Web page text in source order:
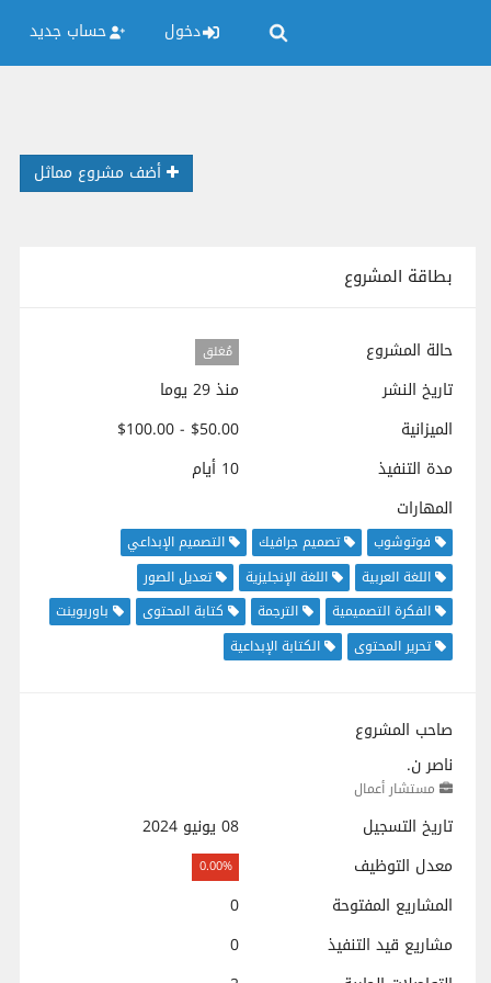
دخول حساب جديد
أضف مشروع مماثل
بطاقة المشروع
حالة المشروع مُغلق
تاريخ النشر
منذ 29 يوما
الميزانية
$50.00 - $100.00
مدة التنفيذ
10 أيام
المهارات
فوتوشوب تصميم جرافيك
التصميم الإبداعي
اللغة العربية
اللغة الإنجليزية
تعديل الصور
الفكرة التصميمية
الترجمة كتابة المحتوى
باوربوينت
تحرير المحتوى
الكتابة الإبداعية
صاحب المشروع
ناصر ن.
مستشار أعمال
تاريخ التسجيل
08 يونيو 2024
معدل التوظيف
0.00%
المشاريع المفتوحة
0
مشاريع قيد التنفيذ
0